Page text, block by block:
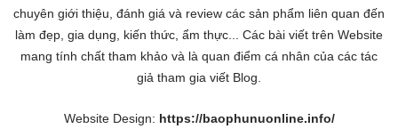
chuyên giới thiệu, đánh giá và review các sản phẩm liên quan đến
làm đẹp, gia dụng, kiến thức, ẩm thực... Các bài viết trên Website
mang tính chất tham khảo và là quan điểm cá nhân của các tác
giả tham gia viết Blog.
Website Design: https://baophunuonline.info/